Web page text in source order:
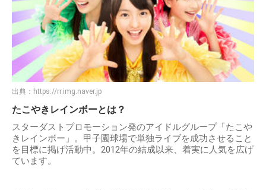
出典： https://rr.img.naver.jp
たこやきレインボーとは？
スターダストプロモーション発のアイドルグループ「たこや
きレインボー」。甲子園球場で単独ライブを成功させること
を目標に掲げ活動中。2012年の結成以来、着実に人気を広げ
ています。